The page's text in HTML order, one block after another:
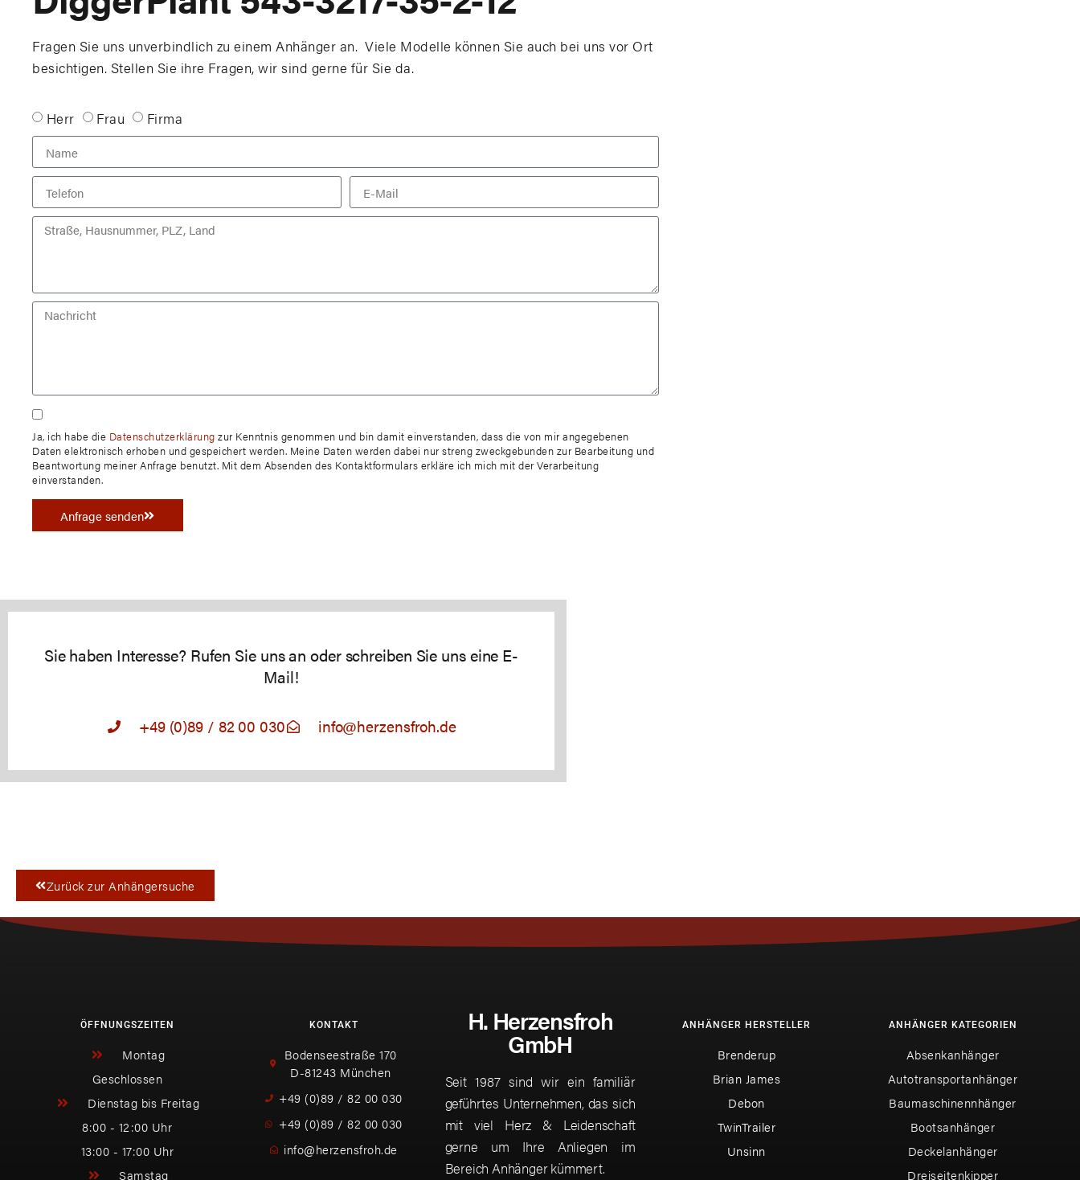
Fragen Sie uns unverbindlich zu einem Anhänger an. Viele Modelle können Sie auch bei uns vor Ort
besichtigen. Stellen Sie ihre Fragen, wir sind gerne für Sie da.
Herr Frau Firma
Ja, ich habe die Datenschutzerklärung zur Kenntnis genommen und bin damit einverstanden, dass die von mir angegebenen
Daten elektronisch erhoben und gespeichert werden. Meine Daten werden dabei nur streng zweckgebunden zur Bearbeitung und
Beantwortung meiner Anfrage benutzt. Mit dem Absenden des Kontaktformulars erkläre ich mich mit der Verarbeitung
einverstanden.
Anfrage senden
Sie haben Interesse? Rufen Sie uns an oder schreiben Sie uns eine E-
Mail!
+49 (0)89 / 82 00 030 info@herzensfroh.de
Zurück zur Anhängersuche
ÖFFNUNGSZEITEN
Montag
Geschlossen
Dienstag bis Freitag
8:00 - 12:00 Uhr
13:00 - 17:00 Uhr
Samstag
KONTAKT
Bodenseestraße 170
D-81243 München
+49 (0)89 / 82 00 030
+49 (0)89 / 82 00 030
info@herzensfroh.de
H. Herzensfroh
GmbH
Seit 1987 sind wir ein familiär
geführtes Unternehmen, das sich
mit viel Herz & Leidenschaft
gerne um Ihre Anliegen im
Bereich Anhänger kümmert.
ANHÄNGER HERSTELLER
Brenderup
Brian James
Debon
TwinTrailer
Unsinn
ANHÄNGER KATEGORIEN
Absenkanhänger
Autotransportanhänger
Baumaschinennhänger
Bootsanhänger
Deckelanhänger
Dreiseitenkipper